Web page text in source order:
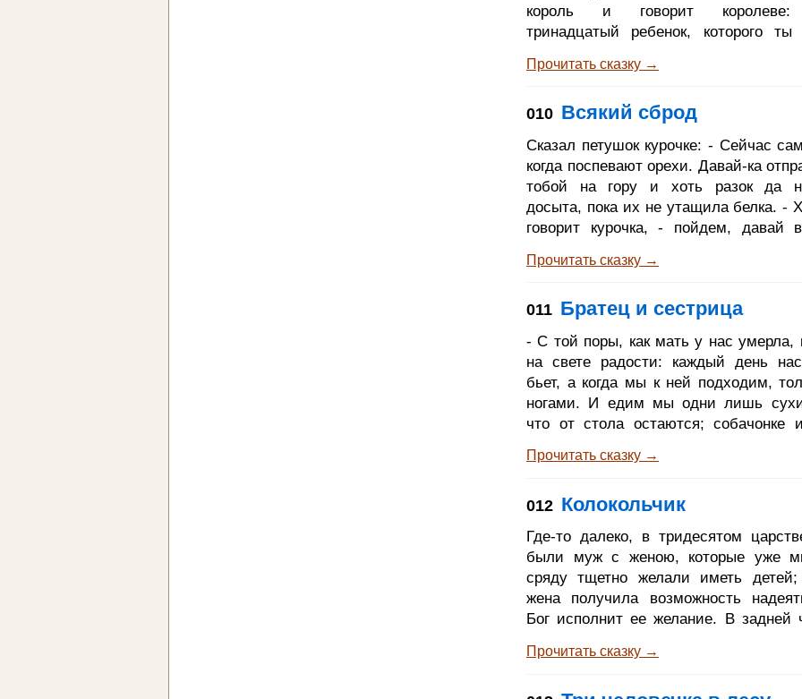
король и говорит
тринадцатый ребенок, которого
велю убить, чтобы и богатства у
принадлежало». Он так и велел
двенадцать гробов, которые были
стружками, и в каждый даже
покойницкое изголовьице
приказу эти гробы
Прочитать сказку →
010 Всякий сброд
Сказал петушок курочке: - Сейчас
когда поспевают орехи. Давай-ка
тобой на гору и хоть разок да
досыта, пока их не утащила белка. -
говорит курочка, - пойдем, давай
гору, - а было еще совсем светло, - и
наелись они до отвала, то
домой пешком возвращаться. И
петушок из ореховой скорлупы
Прочитать сказку →
011 Братец и сестрица
- С той поры, как мать у нас умерла,
на свете радости: каждый день
бьет, а когда мы к ней подходим,
ногами. И едим мы одни лишь
что от стола остаются; собачонке
раз хороший кусок. Боже мой, если б
куда глаза глядят, будем бродить по
лугам, по полям, по горам; а
дождь, сестрица сказала: -
Прочитать сказку →
012 Колокольчик
Где-то далеко, в тридесятом
были муж с женою, которые уже
сряду тщетно желали иметь детей;
жена получила возможность
Бог исполнит ее желание. В задней
виден был превосходный сад,
Прочитать сказку →